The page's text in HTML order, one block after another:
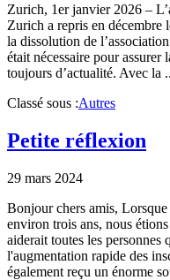
Zurich, 1er janvier 2026 –
Zurich a repris en
la dissolution de
était nécessaire pour
toujours d’actualité. Avec la
Classé sous :Autres
Petite réflexion
29 mars 2024
Bonjour chers amis,
environ trois ans, nous
aiderait toutes les
l'augmentation rapide des
également reçu un énorme